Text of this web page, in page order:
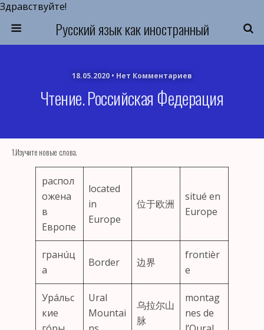
Здравствуйте!
Русский язык как иностранный
18.05.2020 • Нет Комментариев
Чтение. Российская Федерация
1.Изучите новые слова.
распол
ожена
в
Европе
located
in
Europe
位于欧洲
situé en
Europe
гранúц
а
Border 边界
frontièr
e
Урáльс
кие
Ural
Mountai
乌拉尔山
脉
montag
nes de